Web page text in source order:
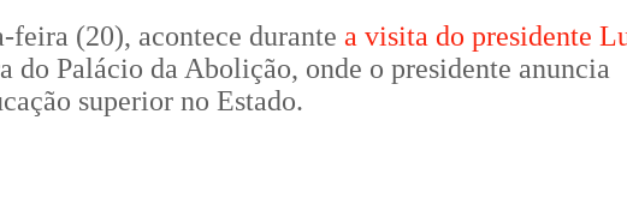
feira (20), acontece durante a visita do presidente
do Palácio da Abolição, onde o presidente anuncia
superior no Estado.